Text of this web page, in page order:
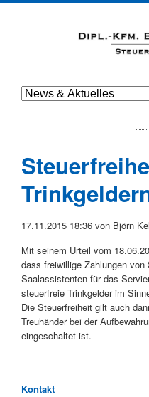
17.11.2015 18:36von Björn
Mit seinem Urteil vom
dass freiwillige Zahlungen
Saalassistenten für das
steuerfreie Trinkgelder im
Die Steuerfreiheit gilt auch
Treuhänder bei der
eingeschaltet ist.
Kontakt